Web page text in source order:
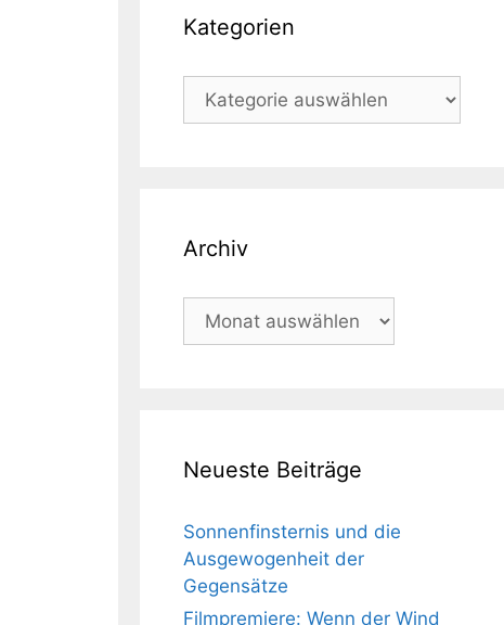
Kategorien
Kategorien
Archiv
Archiv
Neueste Beiträge
Sonnenfinsternis und die
Ausgewogenheit der
Gegensätze
Filmpremiere: Wenn der Wind